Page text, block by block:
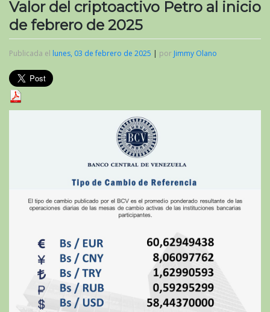
Valor del criptoactivo Petro al inicio
de febrero de 2025
Publicada el lunes, 03 de febrero de 2025 | por Jimmy Olano